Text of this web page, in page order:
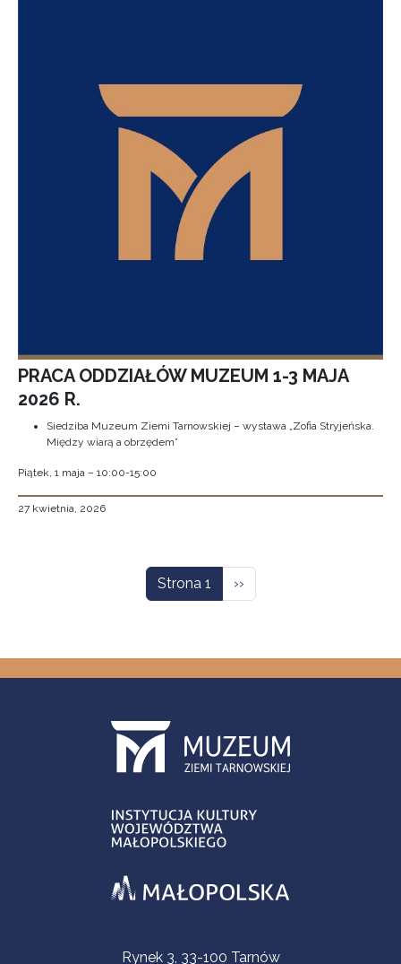
PRACA ODDZIAŁÓW MUZEUM 1-3 MAJA
2026 R.
Siedziba Muzeum Ziemi Tarnowskiej – wystawa „Zofia Stryjeńska.
Między wiarą a obrzędem”
Piątek, 1 maja – 10:00-15:00
27 kwietnia, 2026
Strona 1 Następna strona
››
Informacje kontaktoweRynek 3, 33-100 Tarnów